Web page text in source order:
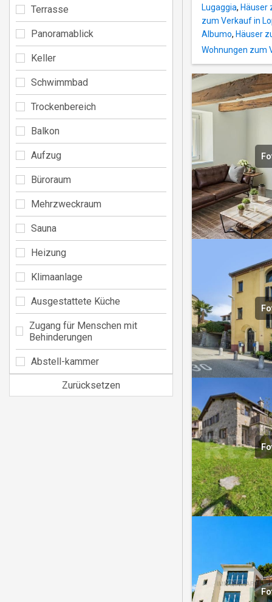
Lugaggia, Häuser
zum Verkauf in
Albumo, Häuser
Wohnungen zum
Terrasse
Panoramablick
Keller
Schwimmbad
Trockenbereich
Balkon
Aufzug
Büroraum
Mehrzweckraum
Sauna
Heizung
Klimaanlage
Ausgestattete Küche
Zugang für Menschen mit
Behinderungen
Abstell-kammer
Zurücksetzen